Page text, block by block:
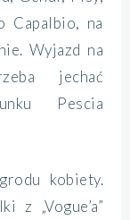
Capalbio, na
Wyjazd na
jechać
Pescia
kobiety.
z „Vogue’a”